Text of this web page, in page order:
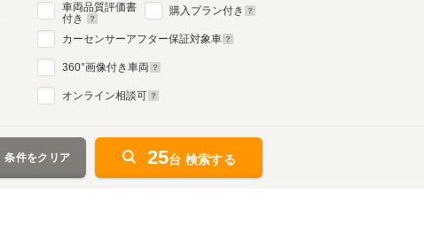
車両品質評価書
付き
購入プラン付き
カーセンサーアフター保証対象車
360°画像付き車両
オンライン相談可
条件をクリア 25台 検索する